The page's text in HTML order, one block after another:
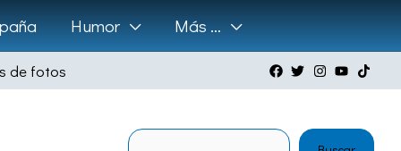
Humor Más …
de fotos